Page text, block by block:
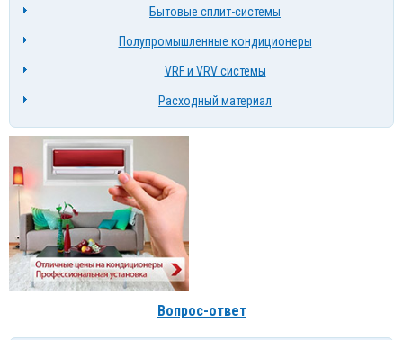
Бытовые сплит-системы
Полупромышленные кондиционеры
VRF и VRV системы
Расходный материал
Вопрос-ответ